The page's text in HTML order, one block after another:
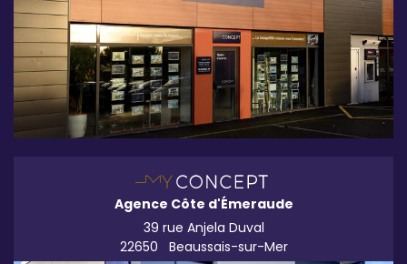
Agence Côte d'Émeraude
39 rue Anjela Duval
22650
Beaussais-sur-Mer